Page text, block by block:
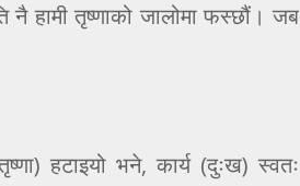
नै हामी तृष्णाको जालोमा फस्छौं। जब
हटाइयो भने, कार्य (दुःख) स्वतः